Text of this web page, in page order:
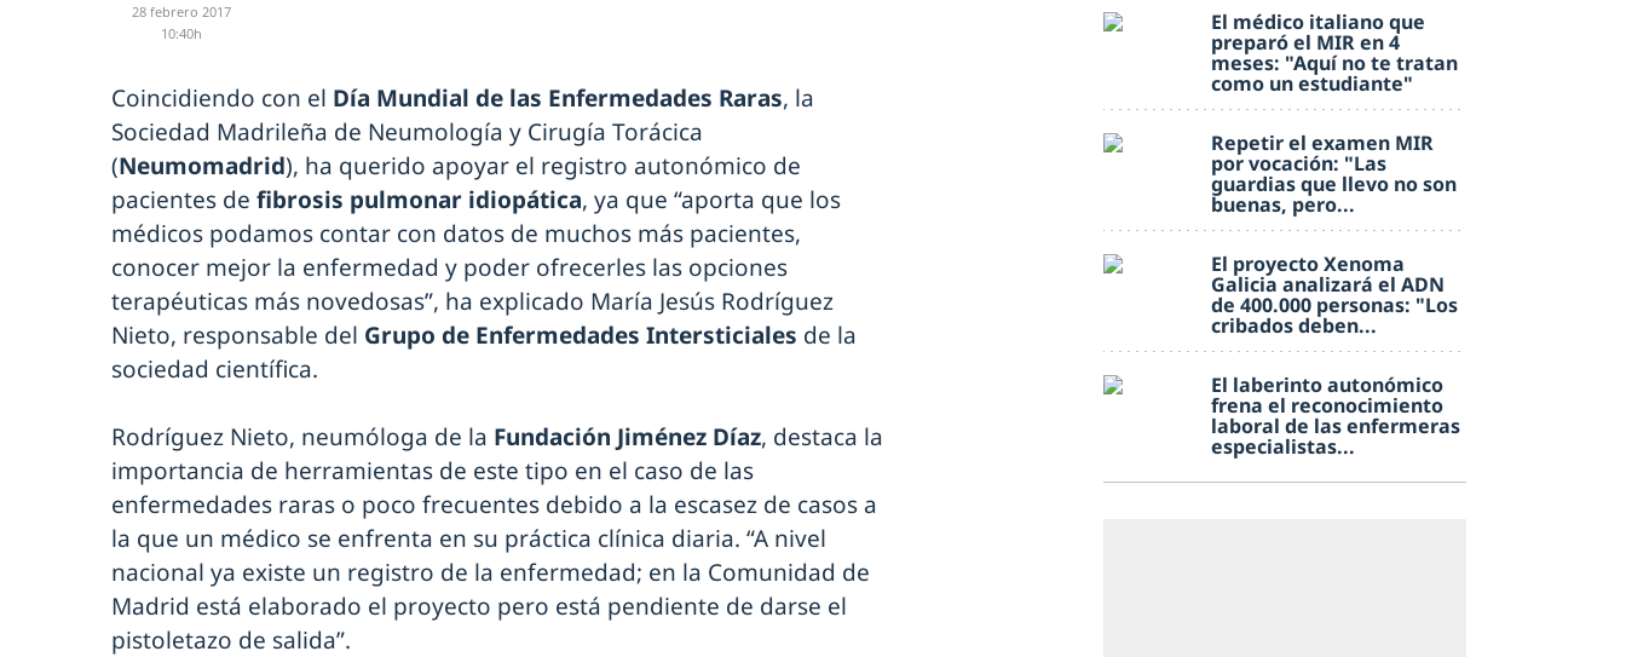
28 febrero 2017
10:40h
Coincidiendo con el Día Mundial de las Enfermedades Raras, la
Sociedad Madrileña de Neumología y Cirugía Torácica
(Neumomadrid), ha querido apoyar el registro autonómico de
pacientes de fibrosis pulmonar idiopática, ya que “aporta que los
médicos podamos contar con datos de muchos más pacientes,
conocer mejor la enfermedad y poder ofrecerles las opciones
terapéuticas más novedosas”, ha explicado María Jesús Rodríguez
Nieto, responsable del Grupo de Enfermedades Intersticiales de la
sociedad científica.
Rodríguez Nieto, neumóloga de la Fundación Jiménez Díaz, destaca la
importancia de herramientas de este tipo en el caso de las
enfermedades raras o poco frecuentes debido a la escasez de casos a
la que un médico se enfrenta en su práctica clínica diaria. “A nivel
nacional ya existe un registro de la enfermedad; en la Comunidad de
Madrid está elaborado el proyecto pero está pendiente de darse el
pistoletazo de salida”.
El médico italiano que
preparó el MIR en 4
meses: "Aquí no te tratan
como un estudiante"
Repetir el examen MIR
por vocación: "Las
guardias que llevo no son
buenas, pero...
El proyecto Xenoma
Galicia analizará el ADN
de 400.000 personas: "Los
cribados deben...
El laberinto autonómico
frena el reconocimiento
laboral de las enfermeras
especialistas...